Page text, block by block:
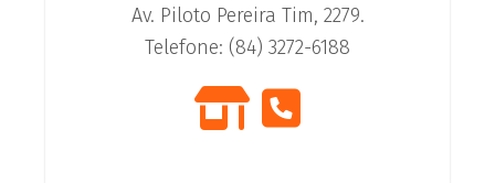
Av. Piloto Pereira Tim, 2279.
Telefone: (84) 3272-6188